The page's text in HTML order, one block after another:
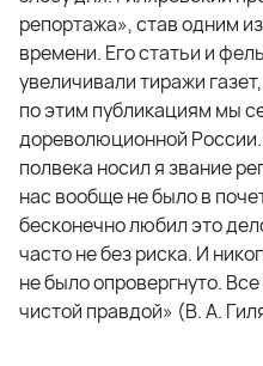
репортажа», став одним
времени. Его статьи и
увеличивали тиражи
по этим публикациям мы
дореволюционной
полвека носил я звание
нас вообще не было в
бесконечно любил это
часто не без риска. И
не было опровергнуто.
чистой правдой» (В. А.